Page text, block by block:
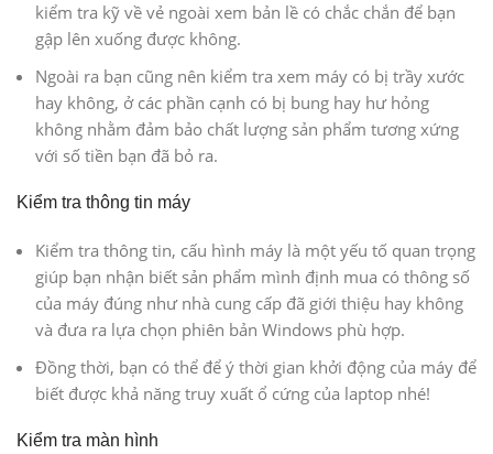
kiểm tra kỹ về vẻ ngoài xem bản lề có chắc chắn để bạn
gập lên xuống được không.
Ngoài ra bạn cũng nên kiểm tra xem máy có bị trầy xước
hay không, ở các phần cạnh có bị bung hay hư hỏng
không nhằm đảm bảo chất lượng sản phẩm tương xứng
với số tiền bạn đã bỏ ra.
Kiểm tra thông tin máy
Kiểm tra thông tin, cấu hình máy là một yếu tố quan trọng
giúp bạn nhận biết sản phẩm mình định mua có thông số
của máy đúng như nhà cung cấp đã giới thiệu hay không
và đưa ra lựa chọn phiên bản Windows phù hợp.
Đồng thời, bạn có thể để ý thời gian khởi động của máy để
biết được khả năng truy xuất ổ cứng của laptop nhé!
Kiểm tra màn hình